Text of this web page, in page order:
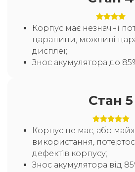
Корпус має незначні
царапини, можливі
дисплеї;
Знос акумулятора до
Стан 5
Корпус не має, або
використання,
дефектів корпусу;
Знос акумулятора від